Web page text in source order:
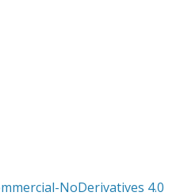
NoDerivatives 4.0